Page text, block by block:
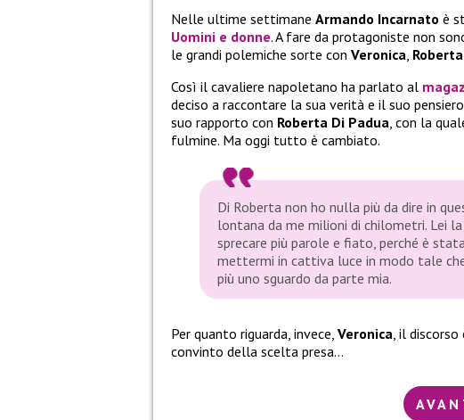
Nelle ultime settimane Armando Incarnato è
Uomini e donne. A fare da protagoniste non
le grandi polemiche sorte con Veronica, Roberta
Così il cavaliere napoletano ha parlato al
deciso a raccontare la sua verità e il suo
suo rapporto con Roberta Di Padua, con la
fulmine. Ma oggi tutto è cambiato.
Di Roberta non ho nulla più da dire in
lontana da me milioni di chilometri. Lei
sprecare più parole e fiato, perché è
mettermi in cattiva luce in modo tale
più uno sguardo da parte mia.
Per quanto riguarda, invece, Veronica, il
convinto della scelta presa…